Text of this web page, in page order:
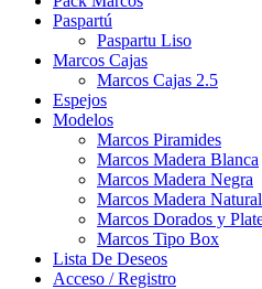
Paspartú
Paspartu Liso
Marcos Cajas
Marcos Cajas 2.5
Espejos
Modelos
Marcos Piramides
Marcos Madera Blanca
Marcos Madera Negra
Marcos Madera Natural
Marcos Dorados y
Marcos Tipo Box
Lista De Deseos
Acceso / Registro